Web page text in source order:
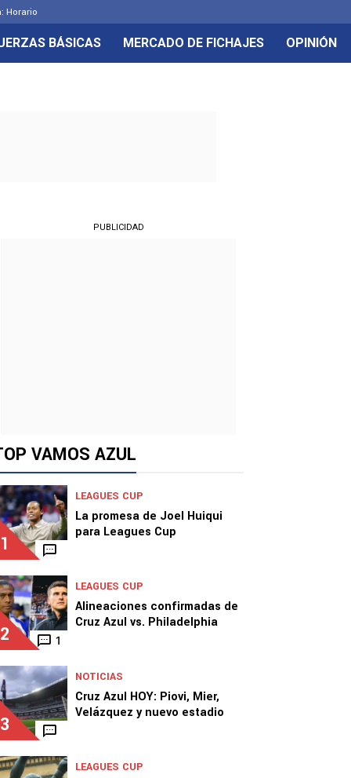
Horario
BÁSICAS MERCADO DE FICHAJES OPINIÓN
PUBLICIDAD
VAMOS AZUL
1
LEAGUES CUP
La promesa de Joel Huiqui
para Leagues Cup
2 1
LEAGUES CUP
Alineaciones confirmadas de
Cruz Azul vs. Philadelphia
3
NOTICIAS
Cruz Azul HOY: Piovi, Mier,
Velázquez y nuevo estadio
LEAGUES CUP